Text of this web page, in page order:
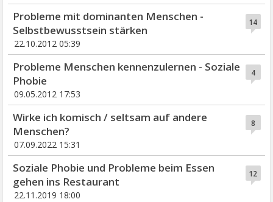
14
Probleme mit dominanten Menschen -
Selbstbewusstsein stärken
22.10.2012 05:39
4
Probleme Menschen kennenzulernen - Soziale
Phobie
09.05.2012 17:53
8
Wirke ich komisch / seltsam auf andere
Menschen?
07.09.2022 15:31
12
Soziale Phobie und Probleme beim Essen
gehen ins Restaurant
22.11.2019 18:00